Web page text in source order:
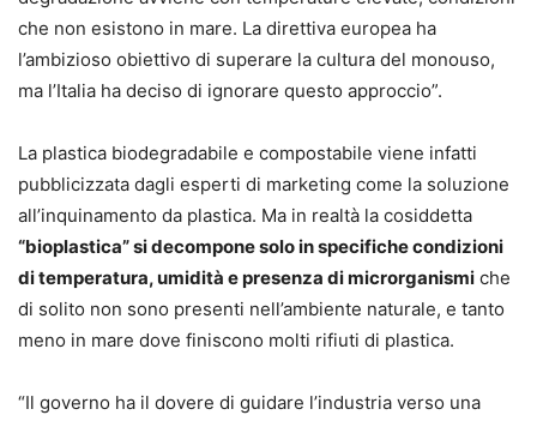
che non esistono in mare. La direttiva europea ha
l’ambizioso obiettivo di superare la cultura del monouso,
ma l’Italia ha deciso di ignorare questo approccio”.
La plastica biodegradabile e compostabile viene infatti
pubblicizzata dagli esperti di marketing come la soluzione
all’inquinamento da plastica. Ma in realtà la cosiddetta
“bioplastica” si decompone solo in specifiche condizioni
di temperatura, umidità e presenza di microrganismi che
di solito non sono presenti nell’ambiente naturale, e tanto
meno in mare dove finiscono molti rifiuti di plastica.
“Il governo ha il dovere di guidare l’industria verso una